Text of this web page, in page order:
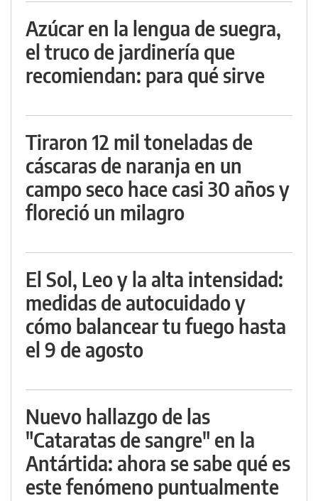
Azúcar en la lengua de suegra,
el truco de jardinería que
recomiendan: para qué sirve
Tiraron 12 mil toneladas de
cáscaras de naranja en un
campo seco hace casi 30 años y
floreció un milagro
El Sol, Leo y la alta intensidad:
medidas de autocuidado y
cómo balancear tu fuego hasta
el 9 de agosto
Nuevo hallazgo de las
"Cataratas de sangre" en la
Antártida: ahora se sabe qué es
este fenómeno puntualmente